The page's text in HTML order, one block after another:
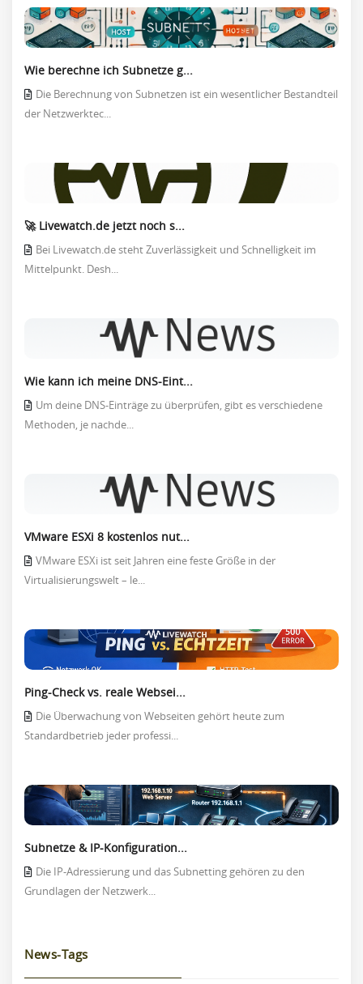
Wie berechne ich Subnetze g...
Die Berechnung von Subnetzen ist ein wesentlicher Bestandteil
der Netzwerktec...
🚀 Livewatch.de jetzt noch s...
Bei Livewatch.de steht Zuverlässigkeit und Schnelligkeit im
Mittelpunkt. Desh...
Wie kann ich meine DNS-Eint...
Um deine DNS-Einträge zu überprüfen, gibt es verschiedene
Methoden, je nachde...
VMware ESXi 8 kostenlos nut...
VMware ESXi ist seit Jahren eine feste Größe in der
Virtualisierungswelt – le...
Ping-Check vs. reale Websei...
Die Überwachung von Webseiten gehört heute zum
Standardbetrieb jeder professi...
Subnetze & IP-Konfiguration...
Die IP-Adressierung und das Subnetting gehören zu den
Grundlagen der Netzwerk...
News-Tags